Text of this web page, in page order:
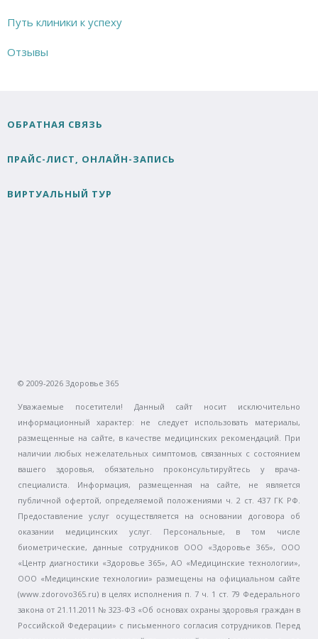
Путь клиники к успеху
Отзывы
ОБРАТНАЯ СВЯЗЬ
ПРАЙС-ЛИСТ, ОНЛАЙН-ЗАПИСЬ
ВИРТУАЛЬНЫЙ ТУР
© 2009-2026 Здоровье 365
Уважаемые посетители! Данный сайт носит исключительно
информационный характер: не следует использовать материалы,
размещенные на сайте, в качестве медицинских рекомендаций. При
наличии любых нежелательных симптомов, связанных с состоянием
вашего здоровья, обязательно проконсультируйтесь у врача-
специалиста. Информация, размещенная на сайте, не является
публичной офертой, определяемой положениями ч. 2 ст. 437 ГК РФ.
Предоставление услуг осуществляется на основании договора об
оказании медицинских услуг. Персональные, в том числе
биометрические, данные сотрудников ООО «Здоровье 365», ООО
«Центр диагностики «Здоровье 365», АО «Медицинские технологии»,
ООО «Медицинские технологии» размещены на официальном сайте
(www.zdorovo365.ru) в целях исполнения п. 7 ч. 1 ст. 79 Федерального
закона от 21.11.2011 № 323-ФЗ «Об основах охраны здоровья граждан в
Российской Федерации» с письменного согласия сотрудников. Перед